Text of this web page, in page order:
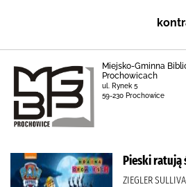
Miejsko-Gminna
Prochowicach
ul. Rynek 5
59-230 Prochowice
Pieski ratują
ZIEGLER